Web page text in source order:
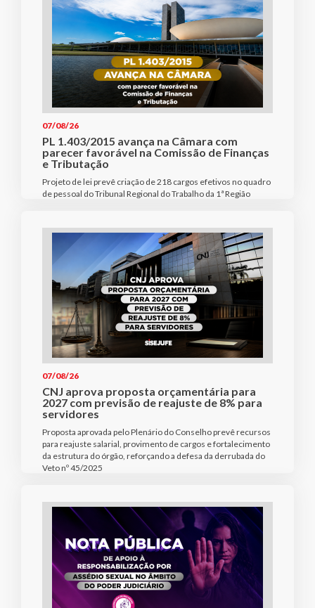
07/08/26
PL 1.403/2015 avança na Câmara com
parecer favorável na Comissão de Finanças
e Tributação
Projeto de lei prevê criação de 218 cargos efetivos no quadro
de pessoal do Tribunal Regional do Trabalho da 1ª Região
07/08/26
CNJ aprova proposta orçamentária para
2027 com previsão de reajuste de 8% para
servidores
Proposta aprovada pelo Plenário do Conselho prevê recursos
para reajuste salarial, provimento de cargos e fortalecimento
da estrutura do órgão, reforçando a defesa da derrubada do
Veto nº 45/2025